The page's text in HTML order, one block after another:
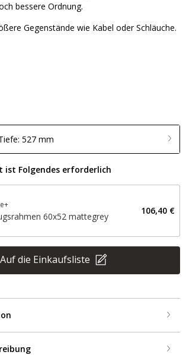
bessere Ordnung.
Gegenstände wie Kabel oder Schläuche.
527 mm
ist Folgendes erforderlich
60x52 mattegrey
106,40 €
Auf die Einkaufsliste